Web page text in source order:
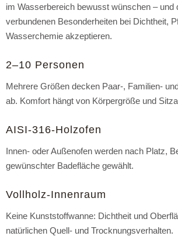
im Wasserbereich bewusst wünschen – und
verbundenen Besonderheiten bei Dichtheit,
Wasserchemie akzeptieren.
2–10 Personen
Mehrere Größen decken Paar-, Familien-
ab. Komfort hängt von Körpergröße und
AISI-316-Holzofen
Innen- oder Außenofen werden nach Platz,
gewünschter Badefläche gewählt.
Vollholz-Innenraum
Keine Kunststoffwanne: Dichtheit und
natürlichen Quell- und Trocknungsverhalten.